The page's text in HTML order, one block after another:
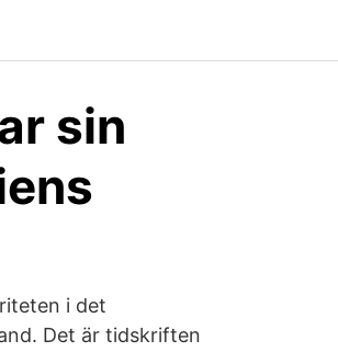
sin
i det
Det är tidskriften